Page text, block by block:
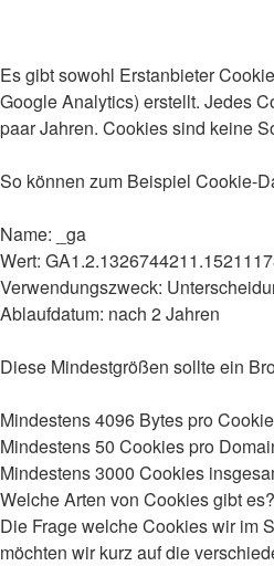
Es gibt sowohl Erstanbieter
Google Analytics) erstellt. Jedes
paar Jahren. Cookies sind keine
So können zum Beispiel Cookie-
Name: _ga
Wert:
Verwendungszweck:
Ablaufdatum: nach 2 Jahren
Diese Mindestgrößen sollte ein
Mindestens 4096 Bytes pro Cookie
Mindestens 50 Cookies pro
Mindestens 3000 Cookies
Welche Arten von Cookies gibt es?
Die Frage welche Cookies wir im
möchten wir kurz auf die